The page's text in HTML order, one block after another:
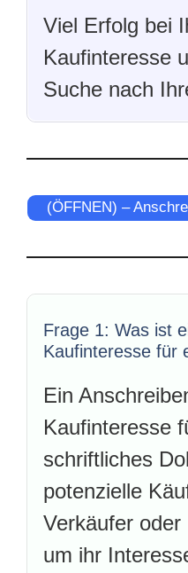
Viel Erfolg bei
Kaufinteresse
Suche nach
(ÖFFNEN) –
Frage 1: Was ist
Kaufinteresse für
Ein
Kaufinteresse
schriftliches
potenzielle
Verkäufer oder
um ihr